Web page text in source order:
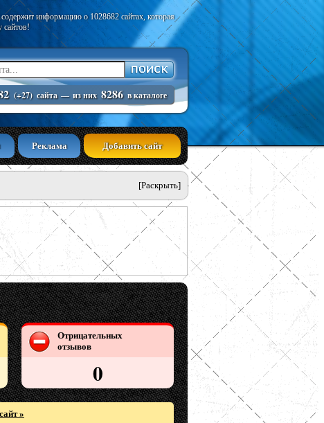
информацию о 1028682 сайтах, которая
сайтов!
(+27) сайта — из них 8286 в каталоге
Реклама Добавить сайт
[Раскрыть]
Отрицательных
отзывов
0
»